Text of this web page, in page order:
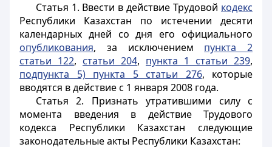
Статья 1. Ввести в действие Трудовой кодекс
Республики Казахстан по истечении десяти
календарных дней со дня его официального
опубликования, за исключением пункта 2
статьи 122, статьи 204, пункта 1 статьи 239,
подпункта 5) пункта 5 статьи 276, которые
вводятся в действие с 1 января 2008 года.
Статья 2. Признать утратившими силу с
момента введения в действие Трудового
кодекса Республики Казахстан следующие
законодательные акты Республики Казахстан: